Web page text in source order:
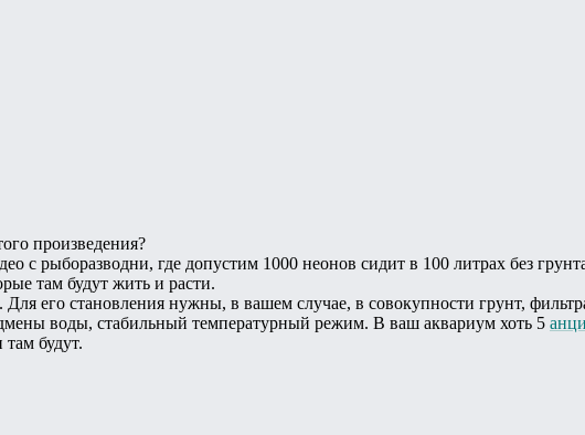
произведения?
с рыборазводни, где допустим 1000 неонов сидит в 100 литрах без
там будут жить и расти.
Для его становления нужны, в вашем случае, в совокупности грунт,
воды, стабильный температурный режим. В ваш аквариум хоть 5
будут.